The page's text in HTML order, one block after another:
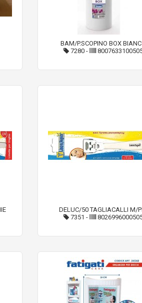
BAM/P.SCOPINO BOX
7280-
DELUC/50 TAGLIACALLI M/
7351 -